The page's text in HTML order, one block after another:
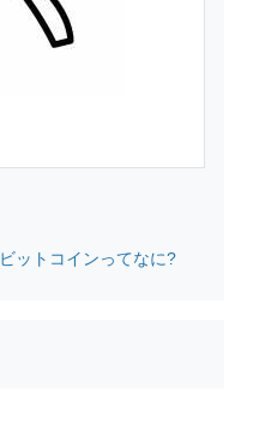
ビットコインってなに?